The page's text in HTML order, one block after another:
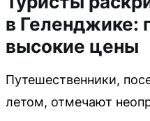
в Геленджике:
высокие цены
Путешественники,
летом, отмечают